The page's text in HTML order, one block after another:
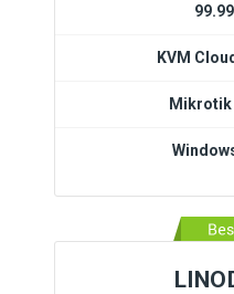
KVM Cloud
Mikrotik